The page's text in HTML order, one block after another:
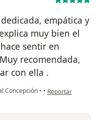
empática y
muy bien el
sentir en
recomendada,
con ella .
Concepción • • en opinión del
Reportar